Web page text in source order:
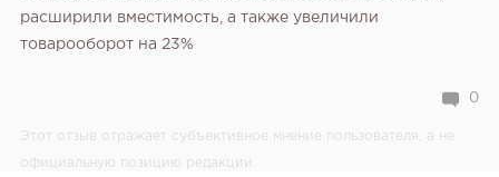
расширили вместимость, а также увеличили
товарооборот на 23%
0
Этот отзыв отражает субъективное мнение пользователя, а не
официальную позицию редакции.